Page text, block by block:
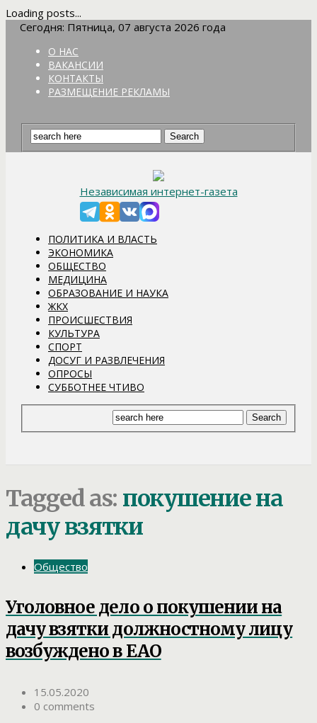
Loading posts...
Сегодня: Пятница, 07 августа 2026 года
О НАС
ВАКАНСИИ
КОНТАКТЫ
РАЗМЕЩЕНИЕ РЕКЛАМЫ
Независимая интернет-газета
ПОЛИТИКА И ВЛАСТЬ
ЭКОНОМИКА
ОБЩЕСТВО
МЕДИЦИНА
ОБРАЗОВАНИЕ И НАУКА
ЖКХ
ПРОИСШЕСТВИЯ
КУЛЬТУРА
СПОРТ
ДОСУГ И РАЗВЛЕЧЕНИЯ
ОПРОСЫ
СУББОТНЕЕ ЧТИВО
Tagged as: покушение на
дачу взятки
Общество
Уголовное дело о покушении на
дачу взятки должностному лицу
возбуждено в ЕАО
15.05.2020
0 comments